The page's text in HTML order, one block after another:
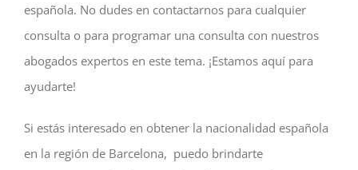
española. No dudes en contactarnos para cualquier
consulta o para programar una consulta con nuestros
abogados expertos en este tema. ¡Estamos aquí para
ayudarte!
Si estás interesado en obtener la nacionalidad española
en la región de Barcelona, puedo brindarte